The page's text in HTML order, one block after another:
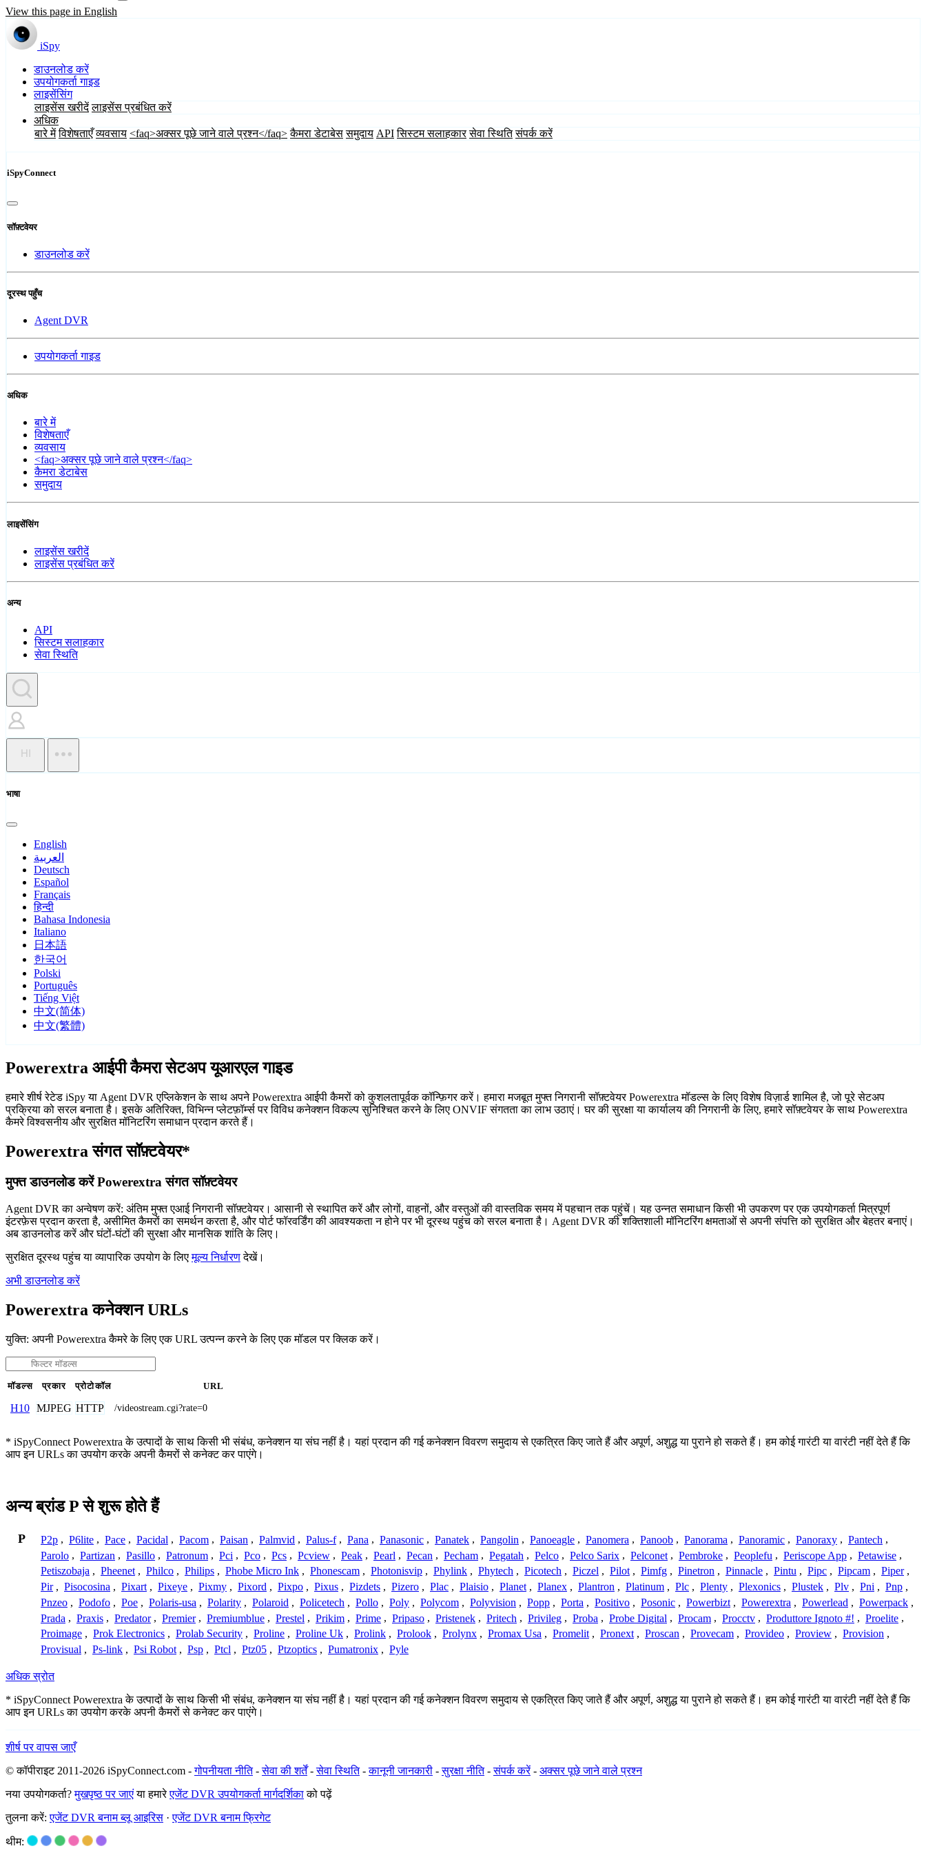
View this page in English
iSpy
डाउनलोड करें
उपयोगकर्ता गाइड
लाइसेंसिंग
लाइसेंस खरीदें लाइसेंस प्रबंधित करें
अधिक
बारे में विशेषताएँ व्यवसाय <faq>अक्सर पूछे जाने वाले प्रश्न</faq> कैमरा डेटाबेस समुदाय API सिस्टम सलाहकार सेवा स्थिति संपर्क करें
iSpyConnect
सॉफ़्टवेयर
डाउनलोड करें
दूरस्थ पहुँच
Agent DVR
उपयोगकर्ता गाइड
अधिक
बारे में
विशेषताएँ
व्यवसाय
<faq>अक्सर पूछे जाने वाले प्रश्न</faq>
कैमरा डेटाबेस
समुदाय
लाइसेंसिंग
लाइसेंस खरीदें
लाइसेंस प्रबंधित करें
अन्य
API
सिस्टम सलाहकार
सेवा स्थिति
HI
भाषा
English
العربية
Deutsch
Español
Français
हिन्दी
Bahasa Indonesia
Italiano
日本語
한국어
Polski
Português
Tiếng Việt
中文(简体)
中文(繁體)
Powerextra आईपी कैमरा सेटअप यूआरएल गाइड
हमारे शीर्ष रेटेड iSpy या Agent DVR एप्लिकेशन के साथ अपने Powerextra आईपी कैमरों को कुशलतापूर्वक कॉन्फ़िगर करें। हमारा मजबूत मुफ्त निगरानी सॉफ़्टवेयर Powerextra मॉडल्स के लिए विशेष विज़ार्ड शामिल है, जो पूरे सेटअप
प्रक्रिया को सरल बनाता है। इसके अतिरिक्त, विभिन्न प्लेटफ़ॉर्म्स पर विविध कनेक्शन विकल्प सुनिश्चित करने के लिए ONVIF संगतता का लाभ उठाएं। घर की सुरक्षा या कार्यालय की निगरानी के लिए, हमारे सॉफ़्टवेयर के साथ Powerextra
कैमरे विश्वसनीय और सुरक्षित मॉनिटरिंग समाधान प्रदान करते हैं।
Powerextra संगत सॉफ़्टवेयर*
मुफ्त डाउनलोड करें Powerextra संगत सॉफ़्टवेयर
Agent DVR का अन्वेषण करें: अंतिम मुफ्त एआई निगरानी सॉफ़्टवेयर। आसानी से स्थापित करें और लोगों, वाहनों, और वस्तुओं की वास्तविक समय में पहचान तक पहुंचें। यह उन्नत समाधान किसी भी उपकरण पर एक उपयोगकर्ता मित्रपूर्ण
इंटरफ़ेस प्रदान करता है, असीमित कैमरों का समर्थन करता है, और पोर्ट फॉरवर्डिंग की आवश्यकता न होने पर भी दूरस्थ पहुंच को सरल बनाता है। Agent DVR की शक्तिशाली मॉनिटरिंग क्षमताओं से अपनी संपत्ति को सुरक्षित और बेहतर बनाएं।
अब डाउनलोड करें और घंटों-घंटों की सुरक्षा और मानसिक शांति के लिए।
सुरक्षित दूरस्थ पहुंच या व्यापारिक उपयोग के लिएमूल्य निर्धारणदेखें।
अभी डाउनलोड करें
Powerextra कनेक्शन URLs
युक्ति: अपनी Powerextra कैमरे के लिए एक URL उत्पन्न करने के लिए एक मॉडल पर क्लिक करें।
मॉडल्स प्रकार प्रोटोकॉल URL
H10 MJPEG HTTP /videostream.cgi?rate=0
* iSpyConnect Powerextra के उत्पादों के साथ किसी भी संबंध, कनेक्शन या संघ नहीं है। यहां प्रदान की गई कनेक्शन विवरण समुदाय से एकत्रित किए जाते हैं और अपूर्ण, अशुद्ध या पुराने हो सकते हैं। हम कोई गारंटी या वारंटी नहीं देते हैं कि
आप इन URLs का उपयोग करके अपनी कैमरों से कनेक्ट कर पाएंगे।
अन्य ब्रांड P से शुरू होते हैं
P P2p , P6lite , Pace , Pacidal , Pacom , Paisan , Palmvid , Palus-f , Pana , Panasonic , Panatek , Pangolin , Panoeagle , Panomera , Panoob , Panorama , Panoramic , Panoraxy , Pantech ,
Parolo , Partizan , Pasillo , Patronum , Pci , Pco , Pcs , Pcview , Peak , Pearl , Pecan , Pecham , Pegatah , Pelco , Pelco Sarix , Pelconet , Pembroke , Peoplefu , Periscope App , Petawise ,
Petiszobaja , Pheenet , Philco , Philips , Phobe Micro Ink , Phonescam , Photonisvip , Phylink , Phytech , Picotech , Piczel , Pilot , Pimfg , Pinetron , Pinnacle , Pintu , Pipc , Pipcam , Piper ,
Pir , Pisocosina , Pixart , Pixeye , Pixmy , Pixord , Pixpo , Pixus , Pizdets , Pizero , Plac , Plaisio , Planet , Planex , Plantron , Platinum , Plc , Plenty , Plexonics , Plustek , Plv , Pni , Pnp ,
Pnzeo , Podofo , Poe , Polaris-usa , Polarity , Polaroid , Policetech , Pollo , Poly , Polycom , Polyvision , Popp , Porta , Positivo , Posonic , Powerbizt , Powerextra , Powerlead , Powerpack ,
Prada , Praxis , Predator , Premier , Premiumblue , Prestel , Prikim , Prime , Pripaso , Pristenek , Pritech , Privileg , Proba , Probe Digital , Procam , Procctv , Produttore Ignoto #! , Proelite ,
Proimage , Prok Electronics , Prolab Security , Proline , Proline Uk , Prolink , Prolook , Prolynx , Promax Usa , Promelit , Pronext , Proscan , Provecam , Provideo , Proview , Provision ,
Provisual , Ps-link , Psi Robot , Psp , Ptcl , Ptz05 , Ptzoptics , Pumatronix , Pyle
अधिक स्रोत
* iSpyConnect Powerextra के उत्पादों के साथ किसी भी संबंध, कनेक्शन या संघ नहीं है। यहां प्रदान की गई कनेक्शन विवरण समुदाय से एकत्रित किए जाते हैं और अपूर्ण, अशुद्ध या पुराने हो सकते हैं। हम कोई गारंटी या वारंटी नहीं देते हैं कि
आप इन URLs का उपयोग करके अपनी कैमरों से कनेक्ट कर पाएंगे।
शीर्ष पर वापस जाएँ
© कॉपीराइट 2011-2026 iSpyConnect.com -गोपनीयता नीति-सेवा की शर्तें-सेवा स्थिति-कानूनी जानकारी -सुरक्षा नीति-संपर्क करें- अक्सर पूछे जाने वाले प्रश्न
नया उपयोगकर्ता?मुखपृष्ठ पर जाएंया हमारेएजेंट DVR उपयोगकर्ता मार्गदर्शिकाको पढ़ें
तुलना करें:एजेंट DVR बनाम ब्लू आइरिस ·एजेंट DVR बनाम फ्रिगेट
थीम: